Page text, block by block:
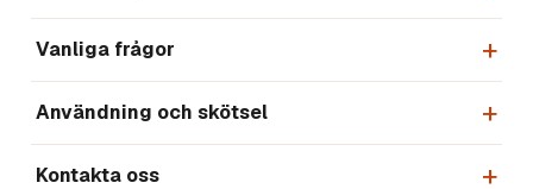
Vanliga frågor
Användning och skötsel
Kontakta oss